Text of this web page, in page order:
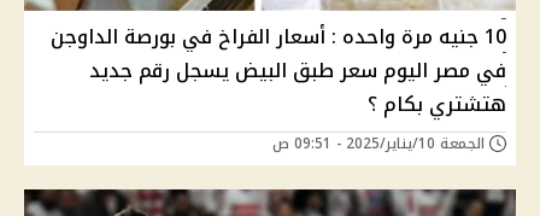
10 جنيه مرة واحده : أسعار الفراخ في بورصة الداوجن
في مصر اليوم سعر طبق البيض يسجل رقم جديد
هتشتري بكام ؟
الجمعة 10/يناير/2025 - 09:51 ص